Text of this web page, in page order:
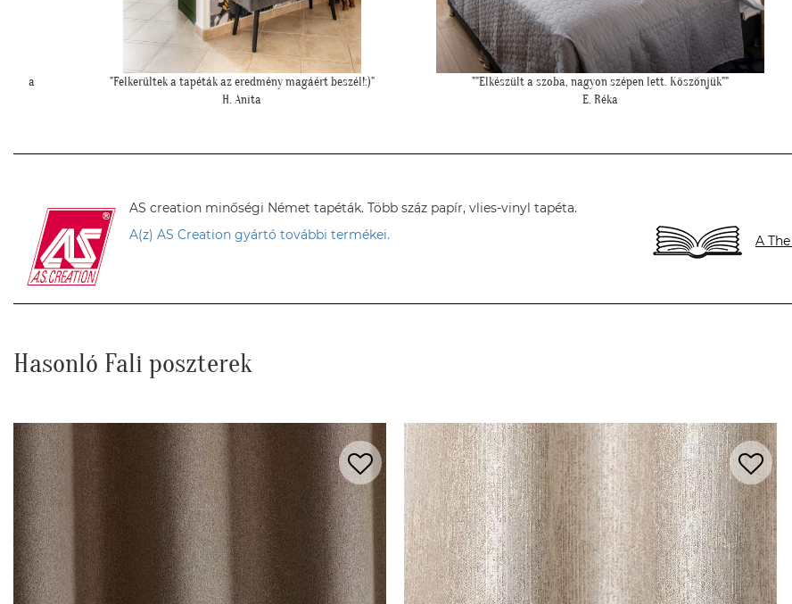
""Elkészült a szoba, nagyon szépen lett. Köszönjük""
E. Réka
"Kedves Tapétatrend ! Köszönöm a makis tapétát. Jó választás lett
nagyon!"
AS creation minőségi Német tapéták. Több száz papír, vlies-vinyl tapéta.
A(z) AS Creation gyártó további termékei.
A
Hasonló Fali poszterek